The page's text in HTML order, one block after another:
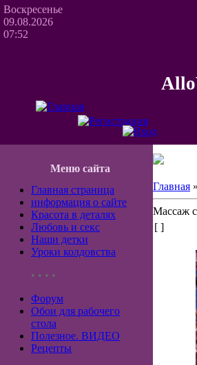
Воскресенье
09.08.2026
07:52
Меню сайта
Главная страница
информация о сайте
Красота в деталях
Любовь и секс
Наши детки
Уроки колдовства
• • • •
Форум
Обои для рабочего
стола
Полезное. ВИДЕО
Рецепты
Главная »
Массаж
[ ]